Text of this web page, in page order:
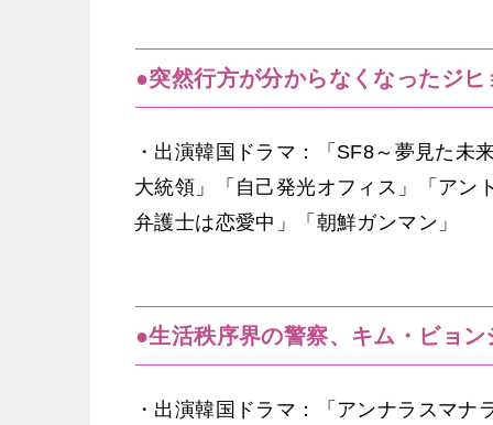
●突然行方が分からなくなったジ
・出演韓国ドラマ：「SF8～夢見た未
大統領」「自己発光オフィス」「アン
弁護士は恋愛中」「朝鮮ガンマン」
●生活秩序界の警察、キム・ビョ
・出演韓国ドラマ：「アンナラスマ